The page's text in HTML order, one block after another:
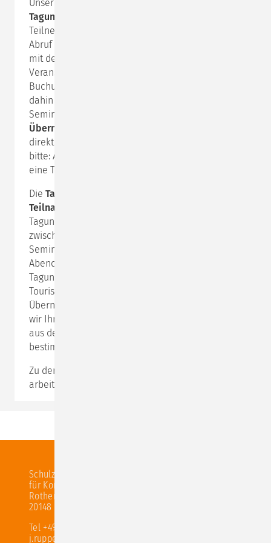
Unsere Veranstaltungen finden in ausgewählten
Tagungshäusern
Teilnehmenden in den Tagungshäusern Zimmer auf
Abruf reserviert. Ein Buchungsformular wird Ihnen
mit der Einladung ca. vier Wochen vor
Veranstaltungsbeginn zugeschickt. Die verbindliche
Buchung nehmen Sie damit dann bitte selbst vor. Bis
dahin behalten wir uns die Änderung des
Seminarorts vor. Die
Übernachtungskosten
direkt mit den Seminarhäusern ab. Beachten Sie
bitte: Auch für extern übernachtende Tagesgäste fällt
eine Tagungspauschale im Tagungshaus an.
Die Tagungshauskosten sind nicht in der
Teilnahmegebühr enthalten
Tagungshaus für die Vollpensionspauschale
zwischen 600,00 € und 820,00 € für ein 3,5-tägiges
Seminar. Darin enthalten sind Frühstück, Mittag- und
Abendessen, Kaffeepausen, Tagungsservice,
Tagungsräume, Material, ggf. Kultur- und
Tourismustaxe. Die Tagungspauschalen ohne
Übernachtung sind niedriger. Auf Anfrage schicken
wir Ihnen gerne ein Muster-Buchungsformular zu,
aus dem Sie die Tagungspauschalen eines
bestimmten Tagungshauses entnehmen können.
Zu der ungezwungenen Atmosphäre, in der wir
arbeiten, passt legere
Schulz von Thun Institut
für Kommunikation
Rothenbaumchaussee 20
20148 Hamburg
Tel +49 40 870 65 83
j.ruppel@schulz-von-thun.de